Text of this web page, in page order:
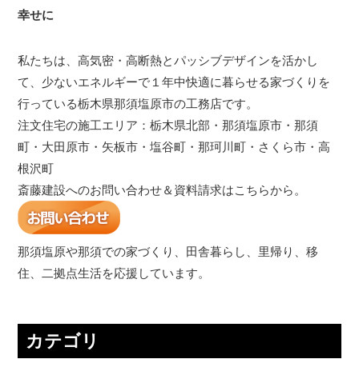
幸せに
私たちは、高気密・高断熱とパッシブデザインを活かし
て、少ないエネルギーで１年中快適に暮らせる家づくりを
行っている栃木県那須塩原市の工務店です。
注文住宅の施工エリア：栃木県北部・那須塩原市・那須
町・大田原市・矢板市・塩谷町・那珂川町・さくら市・高
根沢町
斎藤建設へのお問い合わせ＆資料請求はこちらから。
那須塩原や那須での家づくり、田舎暮らし、里帰り、移
住、二拠点生活を応援しています。
カテゴリ